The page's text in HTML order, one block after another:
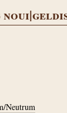
Neutrum